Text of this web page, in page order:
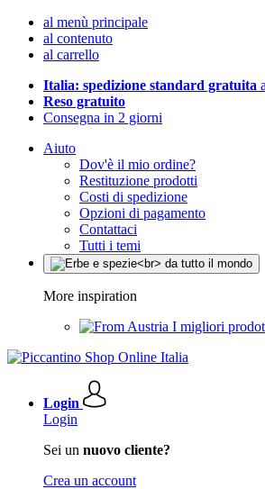
al menù principale
al contenuto
al carrello
Italia: spedizione standard gratuita
Reso gratuito
Consegna in 2 giorni
Aiuto
Dov'è il mio ordine?
Restituzione prodotti
Costi di spedizione
Opzioni di pagamento
Contattaci
Tutti i temi
More inspiration
I migliori
Login
Login
Sei un nuovo cliente?
Crea un account